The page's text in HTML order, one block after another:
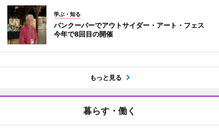
学ぶ・知る
バンクーバーでアウトサイダー・アート・フェス
今年で8回目の開催
もっと見る
暮らす・働く